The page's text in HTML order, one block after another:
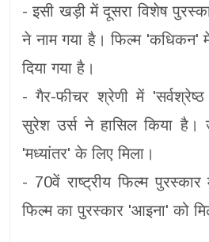
- इसी खड़ी में दूसरा विशेष
ने नाम गया है। फिल्म 'कधिकन'
दिया गया है।
- गैर-फीचर श्रेणी में
सुरेश उर्स ने हासिल किया है।
'मध्यांतर' के लिए मिला।
- 70वें राष्ट्रीय फिल्म
फिल्म का पुरस्कार 'आइना' को